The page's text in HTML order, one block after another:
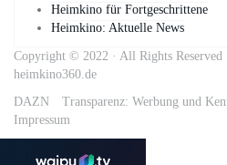
Heimkino für Fortgeschrittene
Heimkino: Aktuelle News
Copyright © 2022 · All Rights Reserved
heimkino360.de
DAZN
Transparenz: Werbung und
Impressum